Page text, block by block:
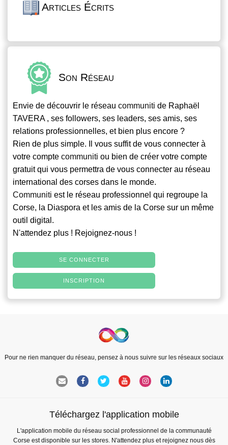
Articles Écrits
Son Réseau
Envie de découvrir le réseau communiti de Raphaël
TAVERA , ses followers, ses leaders, ses amis, ses
relations professionnelles, et bien plus encore ?
Rien de plus simple. Il vous suffit de vous connecter à
votre compte communiti ou bien de créer votre compte
gratuit qui vous permettra de vous connecter au réseau
international des corses dans le monde.
Communiti est le réseau professionnel qui regroupe la
Corse, la Diaspora et les amis de la Corse sur un même
outil digital.
N'attendez plus ! Rejoignez-nous !
SE CONNECTER
INSCRIPTION
Pour ne rien manquer du réseau, pensez à nous suivre sur les réseaux sociaux
Téléchargez l'application mobile
L'application mobile du réseau social professionnel de la communauté
Corse est disponible sur les stores. N'attendez plus et rejoignez nous dès